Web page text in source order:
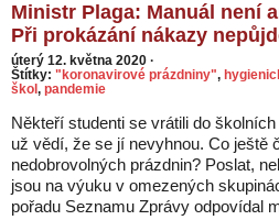
Ministr Plaga: Manuál není
Při prokázání nákazy
úterý 12. května 2020 ·
Štítky: "koronavirové prázdniny",
škol, pandemie
Někteří studenti se vrátili do
už vědí, že se jí nevyhnou. Co ještě
nedobrovolných prázdnin? Poslat,
jsou na výuku v omezených
pořadu Seznamu Zprávy odpovídal